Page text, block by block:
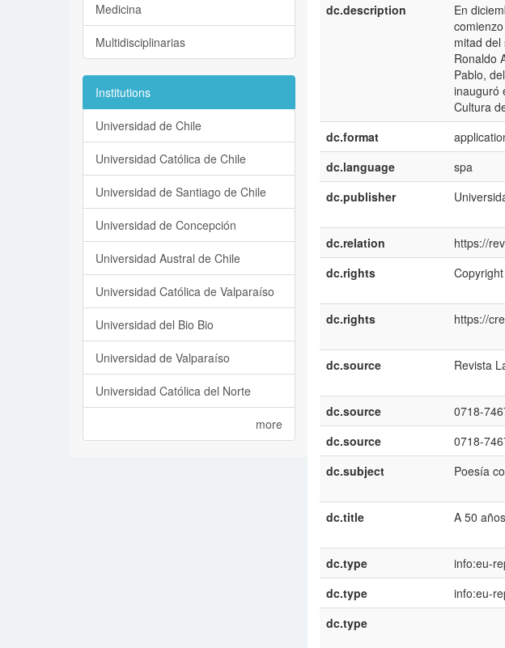
dc.description
En
mitad
Ronaldo
Pablo,
inauguró
Cultura
dc.format
dc.language
spa
dc.publisher
dc.relation
https://
dc.rights
dc.rights
https://
dc.source
Revista
dc.source
0718-
dc.source
0718-
dc.subject
Poesía
dc.title
A 50
dc.type
info:eu-
dc.type
info:eu-
dc.type
Medicina
Multidisciplinarias
Institutions
Universidad de Chile
Universidad Católica de Chile
Universidad de Santiago de Chile
Universidad de Concepción
Universidad Austral de Chile
Universidad Católica de Valparaíso
Universidad del Bio Bio
Universidad de Valparaíso
Universidad Católica del Norte
more